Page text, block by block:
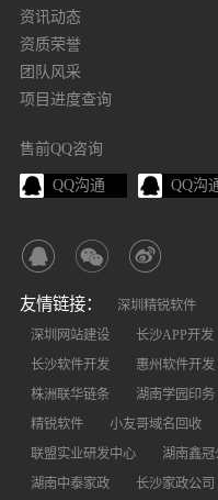
资讯动态
资质荣誉
团队风采
项目进度查询
售前QQ咨询
QQ沟通 QQ沟
友情链接： 深圳精锐软件
深圳网站建设
长沙APP开发
长沙软件开发
惠州软件开发
株洲联华链条
湖南学园印务
精锐软件
小友哥域名回收
联盟实业研发中心
湖南鑫冠
湖南中泰家政
长沙家政公司